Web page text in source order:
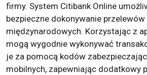
firmy. System Citibank Online
bezpieczne dokonywanie
międzynarodowych. Korzystając z
mogą wygodnie wykonywać
je za pomocą kodów
mobilnych, zapewniając dodatkowy